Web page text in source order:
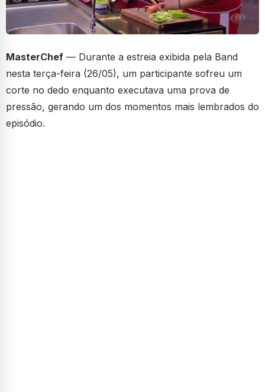
MasterChef — Durante a estreia exibida pela Band
nesta terça-feira (26/05), um participante sofreu um
corte no dedo enquanto executava uma prova de
pressão, gerando um dos momentos mais lembrados do
episódio.